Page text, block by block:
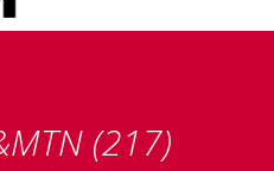
(217)